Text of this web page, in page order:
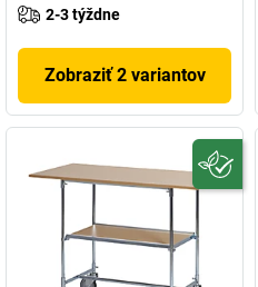
2-3 týždne
Zobraziť 2 variantov